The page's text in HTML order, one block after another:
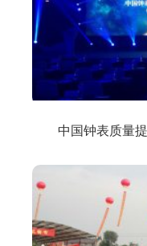
中国钟表质量